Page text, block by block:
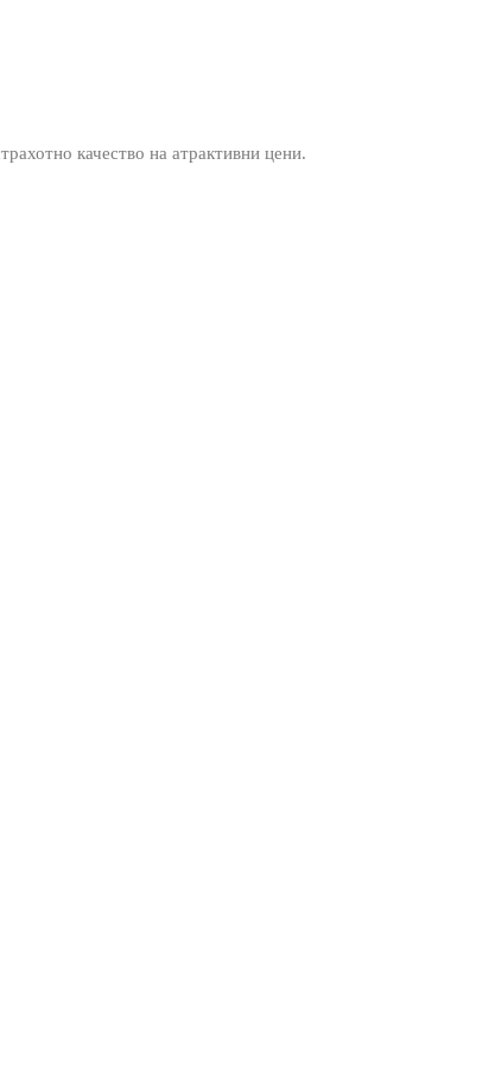
качество на атрактивни цени.